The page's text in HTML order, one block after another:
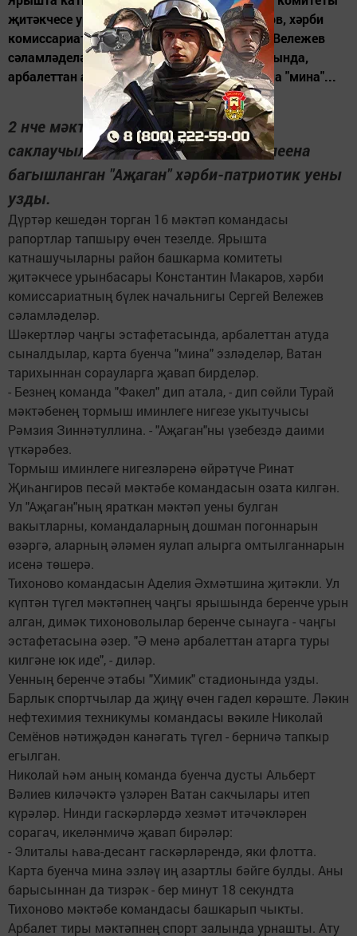
җитәкчесе урынбасары Константин Макаров, хәрби
комиссариатның бүлек начальнигы Сергей Вележев
сәламләделәр. Шәкертләр чаңгы эстафетасында,
арбалеттан атуда сыналдылар, карта буенча "мина"...
2 нче мәктәп базасында Ватанны
саклаучылар көненә һәм Җиңү юбилеена
багышланган "Аҗаган" хәрби-патриотик уены
узды.
Дүртәр кешедән торган 16 мәктәп командасы
рапортлар тапшыру өчен тезелде. Ярышта
катнашучыларны район башкарма комитеты
җитәкчесе урынбасары Константин Макаров, хәрби
комиссариатның бүлек начальнигы Сергей Вележев
сәламләделәр.
Шәкертләр чаңгы эстафетасында, арбалеттан атуда
сыналдылар, карта буенча "мина" эзләделәр, Ватан
тарихыннан сорауларга җавап бирделәр.
- Безнең команда "Факел" дип атала, - дип сөйли Турай
мәктәбенең тормыш иминлеге нигезе укытучысы
Рәмзия Зиннәтуллина. - "Аҗаган"ны үзебездә даими
үткәрәбез.
Тормыш иминлеге нигезләренә өйрәтүче Ринат
Җиһангиров песәй мәктәбе командасын озата килгән.
Ул "Аҗаган"ның яраткан мәктәп уены булган
вакытларны, командаларның дошман погоннарын
өзәргә, аларның әләмен яулап алырга омтылганнарын
исенә төшерә.
Тихоново командасын Аделия Әхмәтшина җитәкли. Ул
күптән түгел мәктәпнең чаңгы ярышында беренче урын
алган, димәк тихоноволылар беренче сынауга - чаңгы
эстафетасына әзер. "Ә менә арбалеттан атарга туры
килгәне юк иде", - диләр.
Уенның беренче этабы "Химик" стадионында узды.
Барлык спортчылар да җиңү өчен гадел көрәште. Ләкин
нефтехимия техникумы командасы вәкиле Николай
Семёнов нәтиҗәдән канәгать түгел - берничә тапкыр
егылган.
Николай һәм аның команда буенча дусты Альберт
Вәлиев киләчәктә үзләрен Ватан сакчылары итеп
күрәләр. Нинди гаскәрләрдә хезмәт итәчәкләрен
сорагач, икеләнмичә җавап бирәләр:
- Элиталы һава-десант гаскәрләрендә, яки флотта.
Карта буенча мина эзләү иң азартлы бәйге булды. Аны
барысыннан да тизрәк - бер минут 18 секундта
Тихоново мәктәбе командасы башкарып чыкты.
Арбалет тиры мәктәпнең спорт залында урнашты. Ату